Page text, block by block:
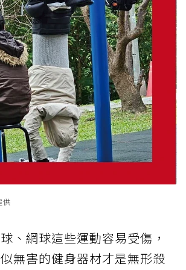
供
、網球這些運動容易受傷，
無害的健身器材才是無形殺